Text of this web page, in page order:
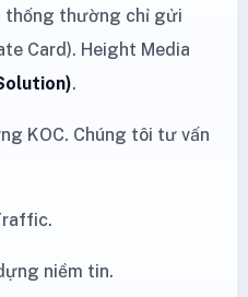
thống thường chỉ gửi
Card). Height Media
.
KOC. Chúng tôi tư vấn
niềm tin.